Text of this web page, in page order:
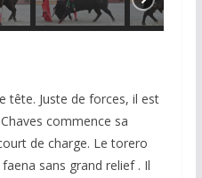
tête. Juste de forces, il est
commence sa
de charge. Le torero
sans grand relief . Il